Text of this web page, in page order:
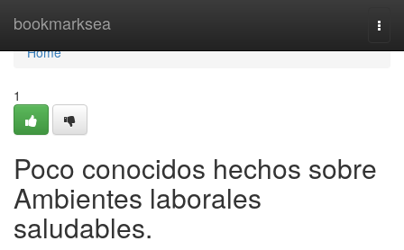
bookmarksea
Home
Home
1
Poco conocidos hechos sobre
Ambientes laborales
saludables.